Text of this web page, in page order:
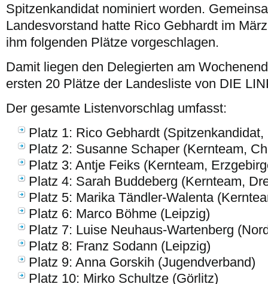
Spitzenkandidat nominiert worden.
Landesvorstand hatte Rico Gebhardt im
ihm folgenden Plätze vorgeschlagen.
Damit liegen den Delegierten am
ersten 20 Plätze der Landesliste von DIE
Der gesamte Listenvorschlag umfasst:
Platz 1: Rico Gebhardt (Spitzenkandidat,
Platz 2: Susanne Schaper (Kernteam,
Platz 3: Antje Feiks (Kernteam,
Platz 4: Sarah Buddeberg (Kernteam,
Platz 5: Marika Tändler-Walenta
Platz 6: Marco Böhme (Leipzig)
Platz 7: Luise Neuhaus-Wartenberg
Platz 8: Franz Sodann (Leipzig)
Platz 9: Anna Gorskih (Jugendverband)
Platz 10: Mirko Schultze (Görlitz)